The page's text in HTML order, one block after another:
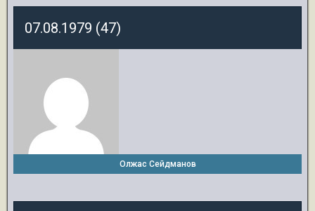
07.08.1979 (47)
Олжас Сейдманов